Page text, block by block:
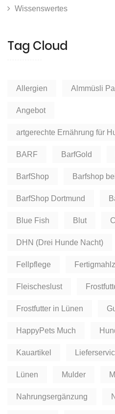
Wissenswertes
Tag Cloud
Allergien Almmüsli
Angebot
artgerechte Ernährung für
BARF BarfGold
BarfShop Barfshop
BarfShop Dortmund
Blue Fish Blut
DHN (Drei Hunde Nacht)
Fellpflege
Fleischeslust
Frostfutter in Lünen
HappyPets Much
Kauartikel
Lünen Mulder
Nahrungsergänzung